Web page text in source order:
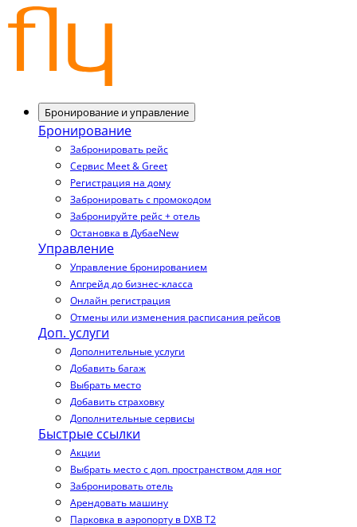
Бронирование и управление
Бронирование
Забронировать рейс
Сервис Meet & Greet
Регистрация на дому
Забронировать с промокодом
Забронируйте рейс + отель
Остановка в ДубаеNew
Управление
Управление бронированием
Апгрейд до бизнес-класса
Онлайн регистрация
Отмены или изменения расписания рейсов
Доп. услуги
Дополнительные услуги
Добавить багаж
Выбрать место
Добавить страховку
Дополнительные сервисы
Быстрые ссылки
Акции
Выбрать место с доп. пространством для ног
Забронировать отель
Арендовать машину
Парковка в аэропорту в DXB T2